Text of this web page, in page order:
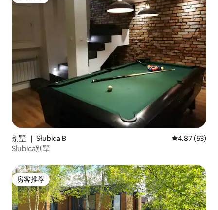
别墅 ｜ Słubica B 平均评分
4.87 (53)
Słubica别墅
房客推荐
房客推荐